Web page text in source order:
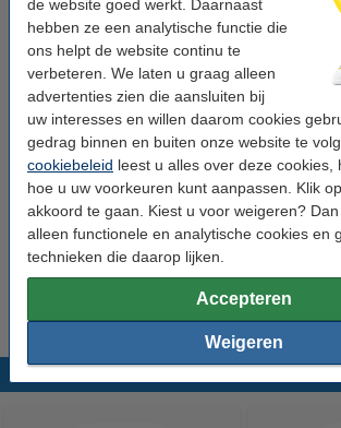
de website goed werkt. Daarnaast
hebben ze een analytische functie die
ons helpt de website continu te
verbeteren. We laten u graag alleen
advertenties zien die aansluiten bij
uw interesses en willen daarom cookies
gedrag binnen en buiten onze website te
cookiebeleid leest u alles over deze cookies,
hoe u uw voorkeuren kunt aanpassen. Klik
akkoord te gaan. Kiest u voor weigeren?
alleen functionele en analytische cookies en
technieken die daarop lijken.
Accepteren
Weigeren
Magenta meebestellen
Epson T1303 inktcartridge magenta
€ 9,50
Geel meebestellen
Epson T1304 inktcartridge geel extra
capaciteit (123inkt huismerk)
Tip